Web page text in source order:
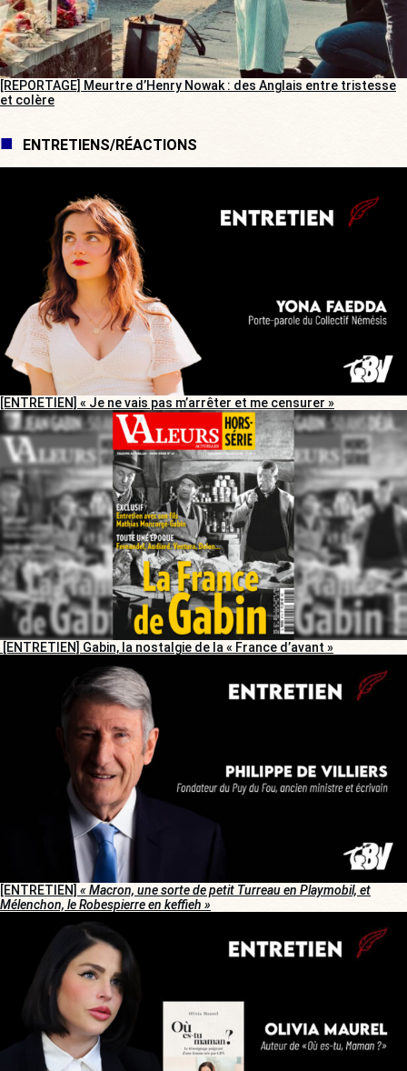
[REPORTAGE] Meurtre d’Henry Nowak : des Anglais entre tristesse
et colère
ENTRETIENS/RÉACTIONS
[ENTRETIEN] « Je ne vais pas m’arrêter et me censurer »
[ENTRETIEN] Gabin, la nostalgie de la « France d’avant »
[ENTRETIEN] « Macron, une sorte de petit Turreau en Playmobil, et
Mélenchon, le Robespierre en keffieh »